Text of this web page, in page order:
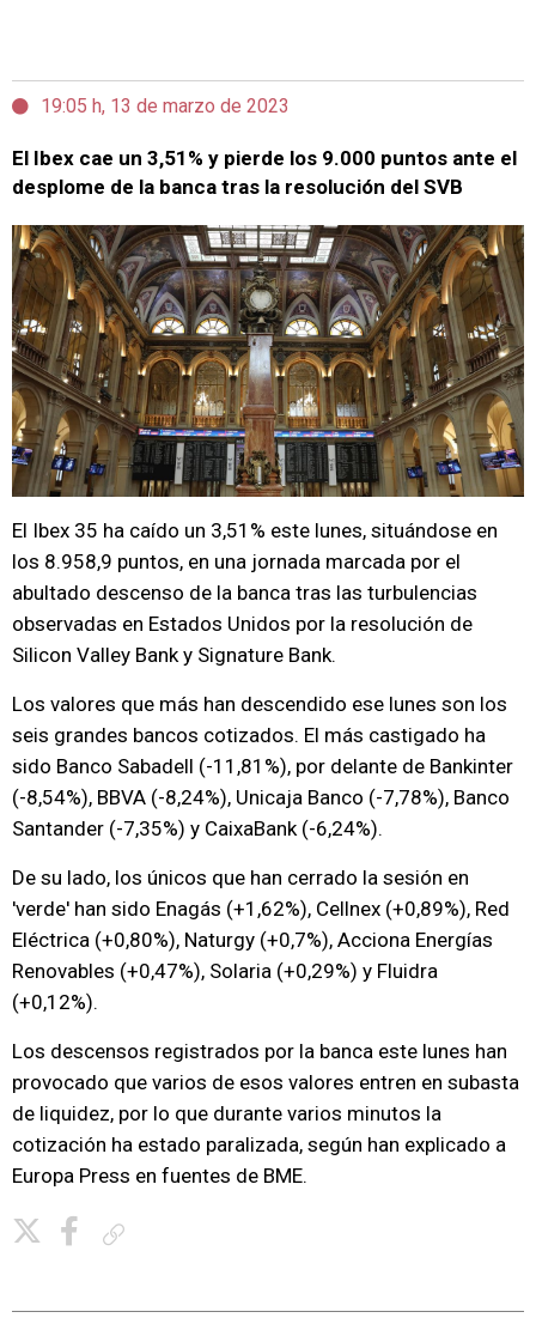
19:05 h, 13 de marzo de 2023
El Ibex cae un 3,51% y pierde los 9.000 puntos ante el
desplome de la banca tras la resolución del SVB
El Ibex 35 ha caído un 3,51% este lunes, situándose en
los 8.958,9 puntos, en una jornada marcada por el
abultado descenso de la banca tras las turbulencias
observadas en Estados Unidos por la resolución de
Silicon Valley Bank y Signature Bank.
Los valores que más han descendido ese lunes son los
seis grandes bancos cotizados. El más castigado ha
sido Banco Sabadell (-11,81%), por delante de Bankinter
(-8,54%), BBVA (-8,24%), Unicaja Banco (-7,78%), Banco
Santander (-7,35%) y CaixaBank (-6,24%).
De su lado, los únicos que han cerrado la sesión en
'verde' han sido Enagás (+1,62%), Cellnex (+0,89%), Red
Eléctrica (+0,80%), Naturgy (+0,7%), Acciona Energías
Renovables (+0,47%), Solaria (+0,29%) y Fluidra
(+0,12%).
Los descensos registrados por la banca este lunes han
provocado que varios de esos valores entren en subasta
de liquidez, por lo que durante varios minutos la
cotización ha estado paralizada, según han explicado a
Europa Press en fuentes de BME.